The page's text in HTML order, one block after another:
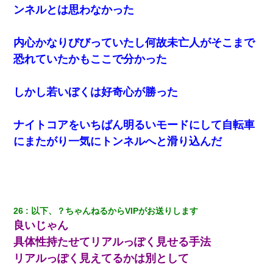
ンネルとは思わなかった
内心かなりびびっていたし何故未亡人がそこまで
恐れていたかもここで分かった
しかし若いぼくは好奇心が勝った
ナイトコアをいちばん明るいモードにして自転車
にまたがり一気にトンネルへと滑り込んだ
26 以下、？ちゃんねるからVIPがお送りします
良いじゃん
具体性持たせてリアルっぽく見せる手法
リアルっぽく見えてるかは別として